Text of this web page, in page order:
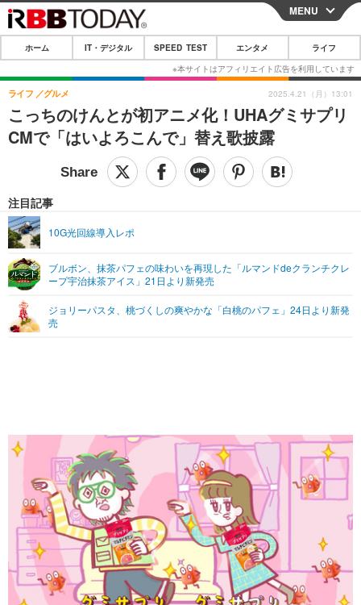
CLOSE
ホーム
IT・デジタル
IT・デジタルTOP スマートフォン
ショッピング その他
SPEED TEST
エンタメTOP 映画・ドラマ
グラビア
ショッピング その他
ライフTOP
その他
リリース一覧
プッシュ通知の停止方法
MENU
ホーム IT・デジタル SPEED TEST エンタメ ライフ
こっちのけんとが初アニメ化！UHAグミサプリ
CMで「はいよろこんで」替え歌披露
ライフ グルメ
注目記事
10G光回線導入レポ
ブルボン、抹茶パフェの味わいを再現した「ルマンドdeクランチクレ
ープ宇治抹茶アイス」21日より新発売
ジョリーパスタ、桃づくしの爽やかな「白桃のパフェ」24日より新発
売
2025.4.21（月）13:01